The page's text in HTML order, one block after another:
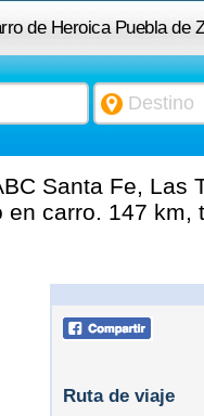
de Heroica Puebla de
Fe, Las Tinajas,
Santa Fe, Las
carro. 147 km,
Ruta de viaje